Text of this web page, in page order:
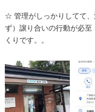
☆ 管理がしっかりしてて
ず）譲り合いの行動が必至
くりです。。